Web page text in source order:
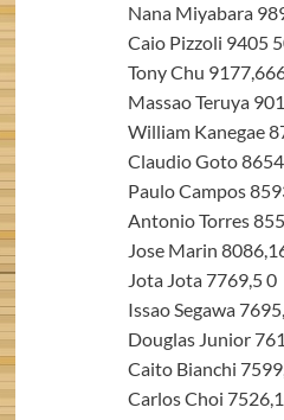
Nana Miyabara
Caio Pizzoli 9405
Tony Chu
Massao Teruya
William Kanegae
Claudio Goto
Paulo Campos
Antonio Torres
Jose Marin
Jota Jota 7769,5 0
Issao Segawa
Douglas Junior
Caito Bianchi
Carlos Choi